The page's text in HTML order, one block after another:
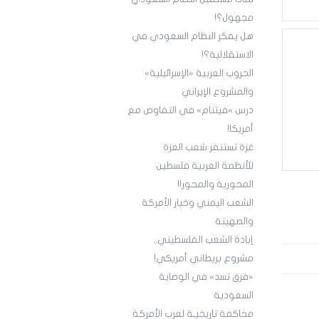
مجهول؟!
هل يفكر النظام السعودي في
الاستقلالية؟!
الحروب العربية «الإسرائيلية»
والمشروع الإيراني
درس «فيتنام» في التفاوض مع
أمريكا!
غزة تستنفر شعب العزة
للأنظمة العربية فلسطين
المحورية والمحور!!
الشعب اليمني وخيار الأمركة
والصهينة
إبادة الشعب الفلسطيني..
مشروع بريطاني أمريكي!
«فرق تسد» في الوصاية
السعودية
محاكمة تاريخيـة لعرب الأمركة